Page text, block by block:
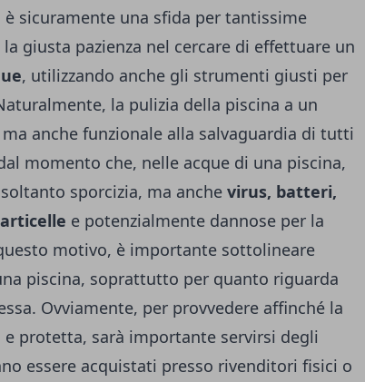
sicuramente una sfida per tantissime
giusta pazienza nel cercare di effettuare un
, utilizzando anche gli strumenti giusti per
la pulizia della piscina a un
anche funzionale alla salvaguardia di tutti
momento che, nelle acque di una piscina,
sporcizia, ma anche virus, batteri,
e potenzialmente dannose per la
motivo, è importante sottolineare
piscina, soprattutto per quanto riguarda
Ovviamente, per provvedere affinché la
protetta, sarà importante servirsi degli
essere acquistati presso rivenditori fisici o